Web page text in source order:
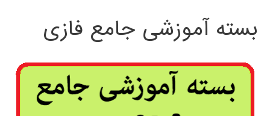
بسته آموزشی جامع فازی